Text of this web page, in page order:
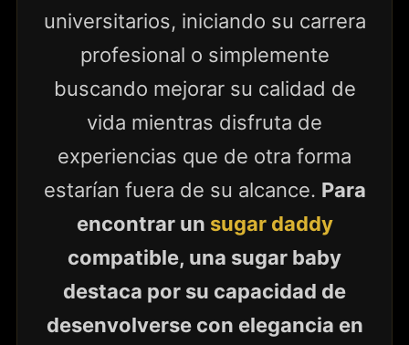
universitarios, iniciando su carrera
profesional o simplemente
buscando mejorar su calidad de
vida mientras disfruta de
experiencias que de otra forma
estarían fuera de su alcance. Para
encontrar un sugar daddy
compatible, una sugar baby
destaca por su capacidad de
desenvolverse con elegancia en